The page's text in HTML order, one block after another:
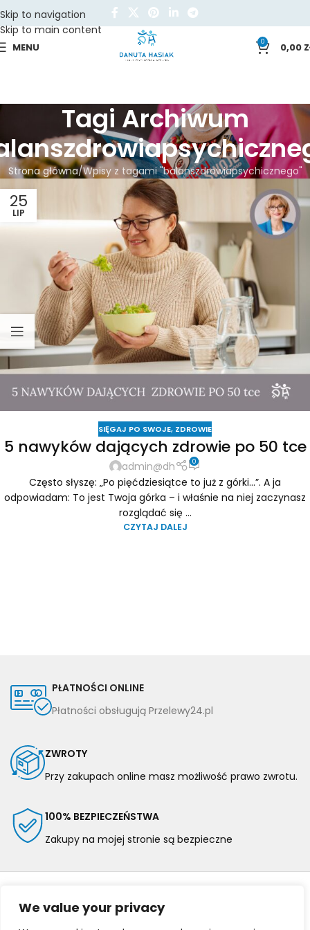
We value your privacy
Skip to navigation
Skip to main content
MENU 0 0,00
Tagi Archiwum
Strona główna Wpisy z tagami "balanszdrowiapsychicznego"
25
LIP
SIĘGAJ PO SWOJE, ZDROWIE
5 nawyków dających zdrowie po 50 tce
admin@dh 0
Często słyszę: „Po pięćdziesiątce to już z górki...”. A ja
odpowiadam: To jest Twoja górka – i właśnie na niej zaczynasz
rozglądać się ...
CZYTAJ DALEJ
PŁATNOŚCI ONLINE
Płatności obsługują Przelewy24.pl
ZWROTY
Przy zakupach online masz możliwość prawo zwrotu.
100% BEZPIECZEŃSTWA
Zakupy na mojej stronie są bezpieczne